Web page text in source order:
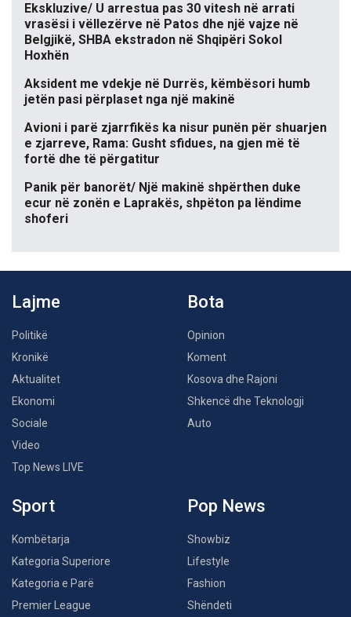
Ekskluzive/ U arrestua pas 30 vitesh në arrati
vrasësi i vëllezërve në Patos dhe një vajze në
Belgjikë, SHBA ekstradon në Shqipëri Sokol
Hoxhën
Aksident me vdekje në Durrës, këmbësori humb
jetën pasi përplaset nga një makinë
Avioni i parë zjarrfikës ka nisur punën për shuarjen
e zjarreve, Rama: Gusht sfidues, na gjen më të
fortë dhe të përgatitur
Panik për banorët/ Një makinë shpërthen duke
ecur në zonën e Laprakës, shpëton pa lëndime
shoferi
Lajme
Politikë
Kronikë
Aktualitet
Ekonomi
Sociale
Video
Top News LIVE
Bota
Opinion
Koment
Kosova dhe Rajoni
Shkencë dhe Teknologji
Auto
Sport
Kombëtarja
Kategoria Superiore
Kategoria e Parë
Premier League
Pop News
Showbiz
Lifestyle
Fashion
Shëndeti